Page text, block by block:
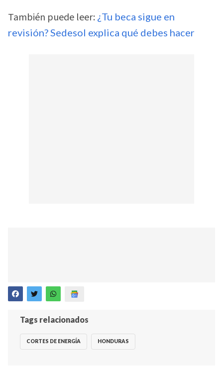
También puede leer: ¿Tu beca sigue en
revisión? Sedesol explica qué debes hacer
Tags relacionados
CORTES DE ENERGÍA HONDURAS